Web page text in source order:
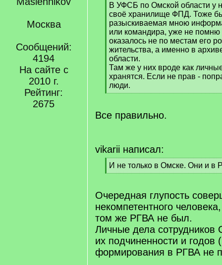
Москва
Сообщений:
4194
На сайте с
2010 г.
Рейтинг:
2675
[
q
]
В УФСБ по Омской области у
своё хранилище ФПД. Тоже
разыскиваемая мною
или командира, уже не помню
оказалось не по местам его
жительства, а именно в
области.
Там же у них вроде как
хранятся. Если не прав -
люди.
[
q
]
Все правильно.
vikarii написал:
[
q
И не только в Омске. Они и в
[
q
]
Очередная глупость
некомпетентного
том же РГВА не был.
Личные дела
их подчиненности и годов
формирования в РГВА не